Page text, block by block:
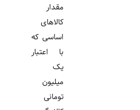
کالاهای
اساسی که
با اعتبار
میلیون